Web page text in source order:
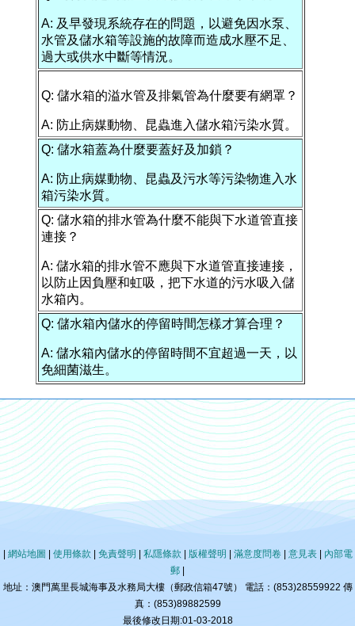
A: 及早發現系統存在的問題，以避免因水泵、
水管及儲水箱等設施的故障而造成水壓不足、
過大或供水中斷等情況。
Q: 儲水箱的溢水管及排氣管為什麼要有網罩？
A: 防止病媒動物、昆蟲進入儲水箱污染水質。
Q: 儲水箱蓋為什麼要蓋好及加鎖？
A: 防止病媒動物、昆蟲及污水等污染物進入水
箱污染水質。
Q: 儲水箱的排水管為什麼不能與下水道管直接
連接？
A: 儲水箱的排水管不應與下水道管直接連接，
以防止因負壓和虹吸，把下水道的污水吸入儲
水箱內。
Q: 儲水箱內儲水的停留時間怎樣才算合理？
A: 儲水箱內儲水的停留時間不宜超過一天，以
免細菌滋生。
| 網站地圖 | 使用條款 | 免責聲明 | 私隱條款 | 版權聲明 | 滿意度問卷| 意見表| 內部電
郵 |
地址：澳門萬里長城海事及水務局大樓（郵政信箱47號） 電話：(853)28559922 傳
真：(853)89882599
最後修改日期:01-03-2018